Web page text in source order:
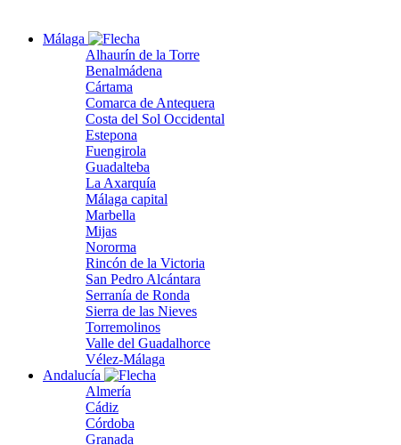
Málaga
Alhaurín de la Torre
Benalmádena
Cártama
Comarca de Antequera
Costa del Sol Occidental
Estepona
Fuengirola
Guadalteba
La Axarquía
Málaga capital
Marbella
Mijas
Nororma
Rincón de la Victoria
San Pedro Alcántara
Serranía de Ronda
Sierra de las Nieves
Torremolinos
Valle del Guadalhorce
Vélez-Málaga
Andalucía
Almería
Cádiz
Córdoba
Granada